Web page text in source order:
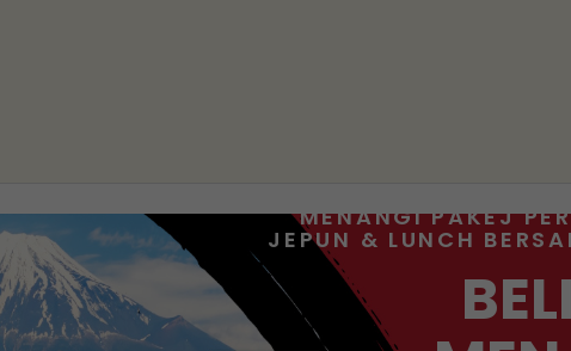
MENANGI PAKEJ
JEPUN & LUNCH